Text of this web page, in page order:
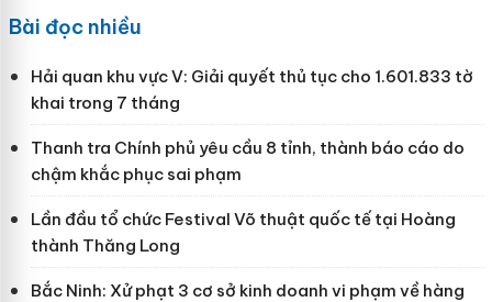
Bài đọc nhiều
Hải quan khu vực V: Giải quyết thủ tục cho 1.601.833 tờ
khai trong 7 tháng
Thanh tra Chính phủ yêu cầu 8 tỉnh, thành báo cáo do
chậm khắc phục sai phạm
Lần đầu tổ chức Festival Võ thuật quốc tế tại Hoàng
thành Thăng Long
Bắc Ninh: Xử phạt 3 cơ sở kinh doanh vi phạm về hàng